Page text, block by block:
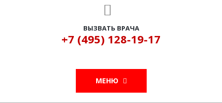
ВЫЗВАТЬ ВРАЧА
+7 (495) 128-19-17
МЕНЮ